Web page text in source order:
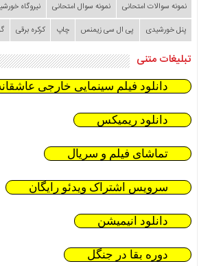
نمونه سوالات امتحانی
نمونه سوال امتحانی نیروگاه
پنل خورشیدی
پی ال سی زیمنس چاپ کرکره برقی
تبلیغات متنی
دانلود فیلم سینمایی خارجی
دانلود ریمیکس
تماشای فیلم و سریال
سرویس اشتراک ویدئو رایگان
دانلود انیمیشن
دوره بقا در جنگل